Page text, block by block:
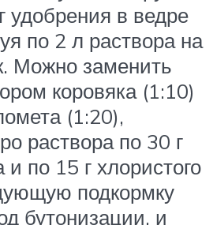
удобрения в ведре
по 2 л раствора на
Можно заменить
коровяка (1:10)
(1:20),
раствора по 30 г
по 15 г хлористого
подкормку
бутонизации, и